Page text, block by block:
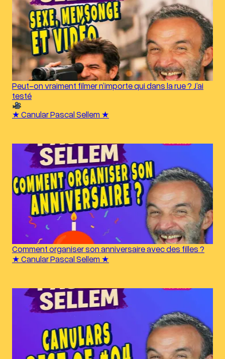
Peut-on vraiment filmer n’importe qui dans la rue ? J’ai
testé
★ Canular Pascal Sellem ★
Comment organiser son anniversaire avec des filles ?
★ Canular Pascal Sellem ★